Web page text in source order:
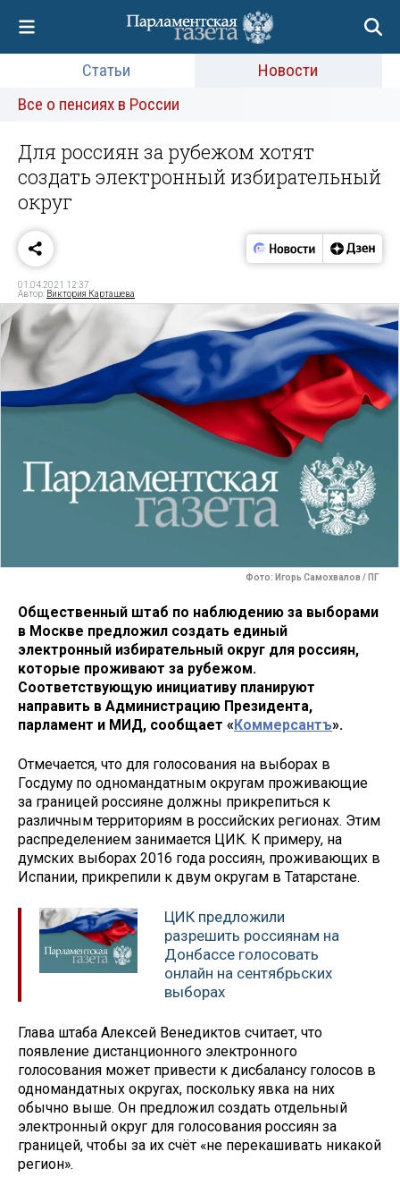
Статьи
Новости
Все о пенсиях в России
Для россиян за рубежом хотят
создать электронный избирательный
округ
01.04.2021 12:37
Автор: Виктория Карташева
Фото: Игорь Самохвалов / ПГ
Общественный штаб по наблюдению за выборами
в Москве предложил создать единый
электронный избирательный округ для россиян,
которые проживают за рубежом.
Соответствующую инициативу планируют
направить в Администрацию Президента,
парламент и МИД, сообщает «Коммерсантъ».
Отмечается, что для голосования на выборах в
Госдуму по одномандатным округам проживающие
за границей россияне должны прикрепиться к
различным территориям в российских регионах. Этим
распределением занимается ЦИК. К примеру, на
думских выборах 2016 года россиян, проживающих в
Испании, прикрепили к двум округам в Татарстане.
ЦИК предложили
разрешить россиянам на
Донбассе голосовать
онлайн на сентябрьских
выборах
Глава штаба Алексей Венедиктов считает, что
появление дистанционного электронного
голосования может привести к дисбалансу голосов в
одномандатных округах, поскольку явка на них
обычно выше. Он предложил создать отдельный
электронный округ для голосования россиян за
границей, чтобы за их счёт «не перекашивать никакой
регион».